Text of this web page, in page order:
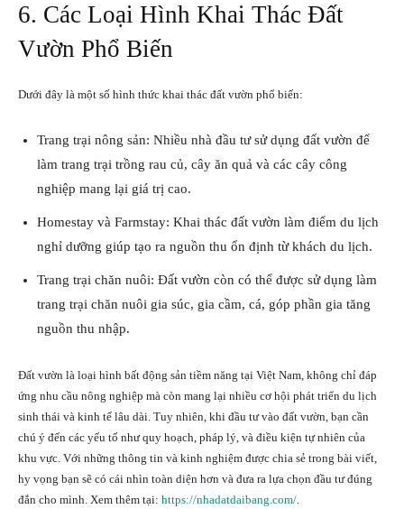
6. Các Loại Hình Khai Thác Đất
Vườn Phổ Biến
Dưới đây là một số hình thức khai thác đất vườn phổ biến:
Trang trại nông sản: Nhiều nhà đầu tư sử dụng đất vườn để
làm trang trại trồng rau củ, cây ăn quả và các cây công
nghiệp mang lại giá trị cao.
Homestay và Farmstay: Khai thác đất vườn làm điểm du lịch
nghỉ dưỡng giúp tạo ra nguồn thu ổn định từ khách du lịch.
Trang trại chăn nuôi: Đất vườn còn có thể được sử dụng làm
trang trại chăn nuôi gia súc, gia cầm, cá, góp phần gia tăng
nguồn thu nhập.
Đất vườn là loại hình bất động sản tiềm năng tại Việt Nam, không chỉ đáp
ứng nhu cầu nông nghiệp mà còn mang lại nhiều cơ hội phát triển du lịch
sinh thái và kinh tế lâu dài. Tuy nhiên, khi đầu tư vào đất vườn, bạn cần
chú ý đến các yếu tố như quy hoạch, pháp lý, và điều kiện tự nhiên của
khu vực. Với những thông tin và kinh nghiệm được chia sẻ trong bài viết,
hy vọng bạn sẽ có cái nhìn toàn diện hơn và đưa ra lựa chọn đầu tư đúng
đắn cho mình. Xem thêm tại: https://nhadatdaibang.com/.